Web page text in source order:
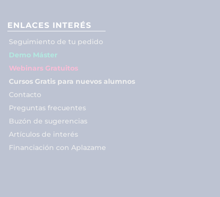
ENLACES INTERÉS
Seguimiento de tu pedido
Demo Máster
Webinars Gratuitos
Cursos Gratis para nuevos alumnos
Contacto
Preguntas frecuentes
Buzón de sugerencias
Artículos de interés
Financiación con Aplazame